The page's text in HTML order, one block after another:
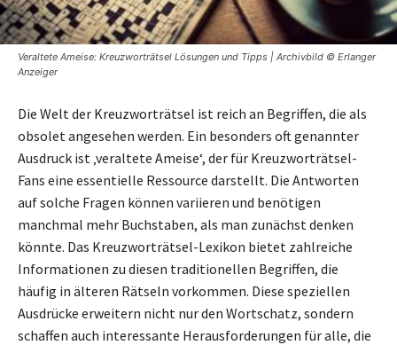
Veraltete Ameise: Kreuzworträtsel Lösungen und Tipps | Archivbild © Erlanger
Anzeiger
Die Welt der Kreuzworträtsel ist reich an Begriffen, die als
obsolet angesehen werden. Ein besonders oft genannter
Ausdruck ist ‚veraltete Ameise‘, der für Kreuzworträtsel-
Fans eine essentielle Ressource darstellt. Die Antworten
auf solche Fragen können variieren und benötigen
manchmal mehr Buchstaben, als man zunächst denken
könnte. Das Kreuzworträtsel-Lexikon bietet zahlreiche
Informationen zu diesen traditionellen Begriffen, die
häufig in älteren Rätseln vorkommen. Diese speziellen
Ausdrücke erweitern nicht nur den Wortschatz, sondern
schaffen auch interessante Herausforderungen für alle, die